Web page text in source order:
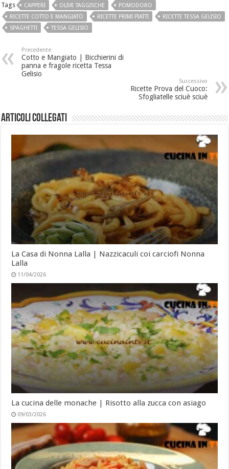
Tags CAPPERI OLIVE TAGGISCHE
POMODORO
RICETTE COTTO E MANGIATO
RICETTE PRIMI PIATTI
RICETTE TESSA GELISIO
SPAGHETTI
TESSA GELISIO
Precedente
Cotto e Mangiato | Bicchierini di
panna e fragole ricetta Tessa
Gelisio
Successivo
Ricette Prova del Cuoco:
Sfogliatelle sciuè sciuè
Articoli collegati
La Casa di Nonna Lalla | Nazzicaculi coi carciofi Nonna
Lalla
11/04/2026
La cucina delle monache | Risotto alla zucca con asiago
09/03/2026